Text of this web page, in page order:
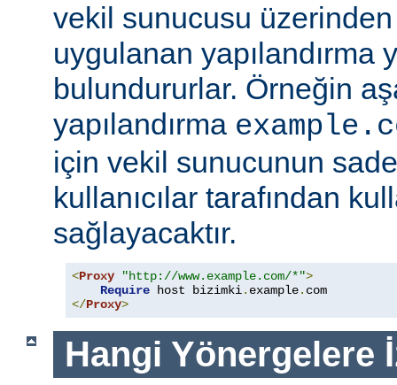
vekil sunucusu
uygulanan yapılandırma
bulundururlar. Örneğin
yapılandırma
için vekil sunucunun
kullanıcılar tarafından
sağlayacaktır.
<Proxy "http://www.example.com/*">
Require host bizimki. example.
</Proxy>
Hangi Yönergelere